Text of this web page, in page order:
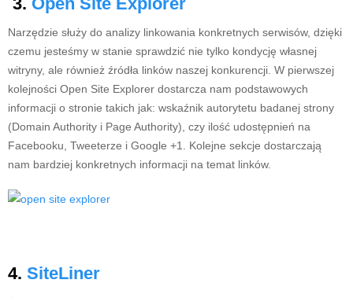
Narzędzie służy do analizy linkowania konkretnych serwisów, dzięki
czemu jesteśmy w stanie sprawdzić nie tylko kondycję własnej
witryny, ale również źródła linków naszej konkurencji. W pierwszej
kolejności Open Site Explorer dostarcza nam podstawowych
informacji o stronie takich jak: wskaźnik autorytetu badanej strony
(Domain Authority i Page Authority), czy ilość udostępnień na
Facebooku, Tweeterze i Google +1. Kolejne sekcje dostarczają
nam bardziej konkretnych informacji na temat linków.
4. SiteLiner